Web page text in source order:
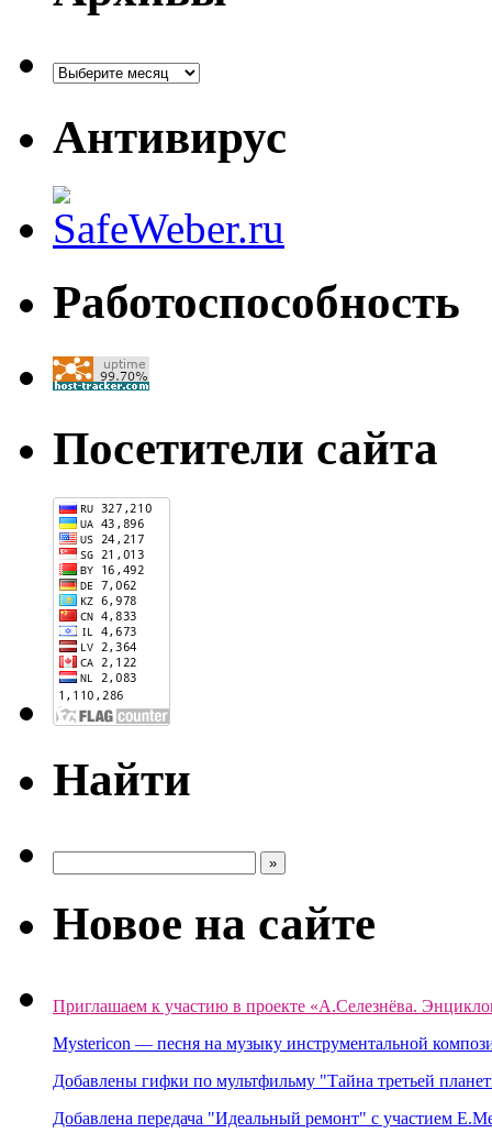
Антивирус
Работоспособность
Посетители сайта
Найти
Новое на сайте
Приглашаем к участию в проекте «А.Селезнёва.
Mystericon — песня на музыку инструментальной
Добавлены гифки по мультфильму "Тайна третьей
Добавлена передача "Идеальный ремонт" с участием